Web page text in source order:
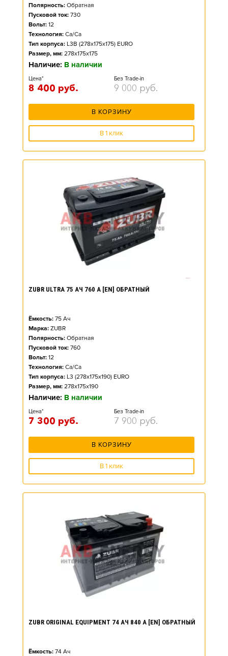
Полярность: Обратная
Пусковой ток: 730
Вольт: 12
Технология: Ca/Ca
Тип корпуса: L3B (278x175x175) EURO
Размер, мм: 278x175x175
Наличие: В наличии
Цена*
8 400 руб.
Без Trade-in
9 000 руб.
В КОРЗИНУ
В 1 клик
ZUBR ULTRA 75 АЧ 760 А [EN] ОБРАТНЫЙ
Ёмкость: 75 Ач
Марка: ZUBR
Полярность: Обратная
Пусковой ток: 760
Вольт: 12
Технология: Ca/Ca
Тип корпуса: L3 (278x175x190) EURO
Размер, мм: 278x175x190
Наличие: В наличии
Цена*
7 300 руб.
Без Trade-in
7 900 руб.
В КОРЗИНУ
В 1 клик
ZUBR ORIGINAL EQUIPMENT 74 АЧ 840 А [EN] ОБРАТНЫЙ
Ёмкость: 74 Ач